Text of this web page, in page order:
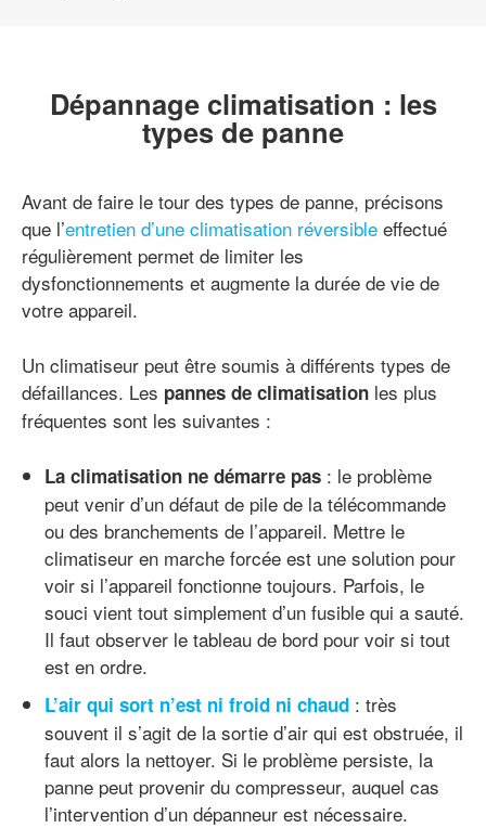
Dépannage climatisation : les
types de panne
Avant de faire le tour des types de panne, précisons
que l’entretien d’une climatisation réversible effectué
régulièrement permet de limiter les
dysfonctionnements et augmente la durée de vie de
votre appareil.
Un climatiseur peut être soumis à différents types de
défaillances. Les pannes de climatisation les plus
fréquentes sont les suivantes :
La climatisation ne démarre pas : le problème
peut venir d’un défaut de pile de la télécommande
ou des branchements de l’appareil. Mettre le
climatiseur en marche forcée est une solution pour
voir si l’appareil fonctionne toujours. Parfois, le
souci vient tout simplement d’un fusible qui a sauté.
Il faut observer le tableau de bord pour voir si tout
est en ordre.
L’air qui sort n’est ni froid ni chaud : très
souvent il s’agit de la sortie d’air qui est obstruée, il
faut alors la nettoyer. Si le problème persiste, la
panne peut provenir du compresseur, auquel cas
l’intervention d’un dépanneur est nécessaire.